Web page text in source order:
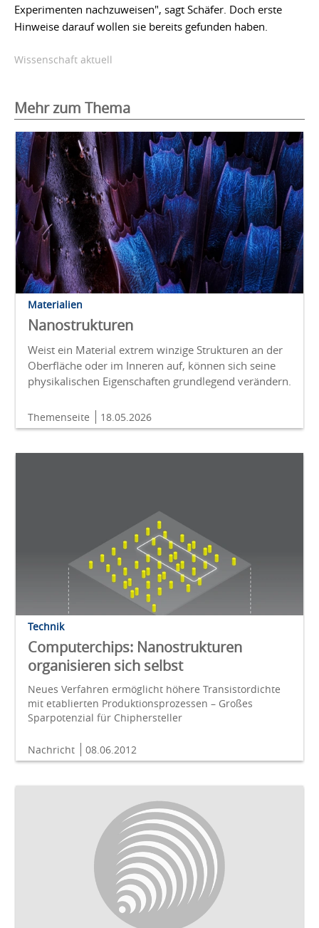
Experimenten nachzuweisen", sagt Schäfer. Doch erste
Hinweise darauf wollen sie bereits gefunden haben.
Wissenschaft aktuell
Mehr zum Thema
Materialien
Nanostrukturen
Weist ein Material extrem winzige Strukturen an der
Oberfläche oder im Inneren auf, können sich seine
physikalischen Eigenschaften grundlegend verändern.
Themenseite 18.05.2026
Technik
Computerchips: Nanostrukturen
organisieren sich selbst
Neues Verfahren ermöglicht höhere Transistordichte
mit etablierten Produktionsprozessen – Großes
Sparpotenzial für Chiphersteller
Nachricht 08.06.2012